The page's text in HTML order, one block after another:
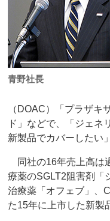
青野社長
（DOAC）「プラザキ
ド」などで、「ジェネ
新製品でカバーしたい
同社の16年売上高は
療薬のSGLT2阻害剤「
治療薬「オフェブ」、
た15年に上市した新製